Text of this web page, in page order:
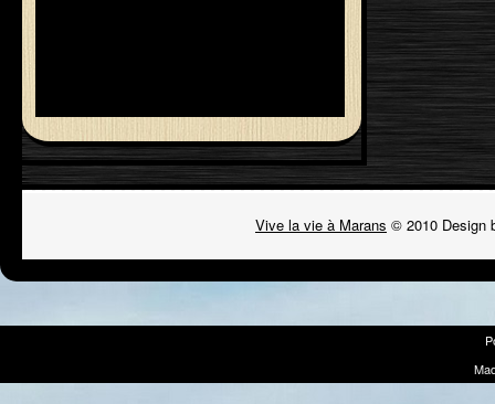
Vive la vie à Marans © 2010 Design